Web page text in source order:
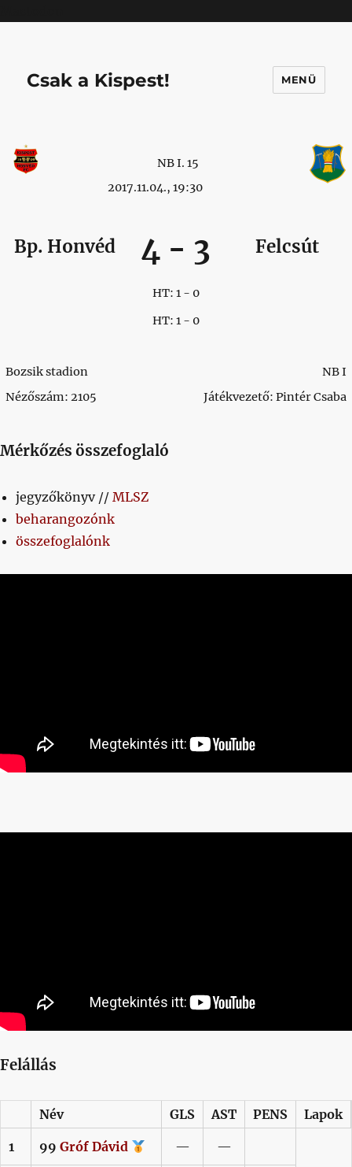
Csak a Kispest! MENÜ
NB I. 15
2017.11.04., 19:30
Bp. Honvéd 4 - 3 Felcsút
HT: 1 - 0
HT: 1 - 0
Bozsik stadion
Nézőszám: 2105
NB I
Játékvezető: Pintér Csaba
Mérkőzés összefoglaló
jegyzőkönyv // MLSZ
beharangozónk
összefoglalónk
Felállás
Név GLS AST PENS Lapok
1 99 Gróf Dávid — —